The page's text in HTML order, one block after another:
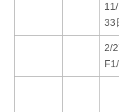
33
2/